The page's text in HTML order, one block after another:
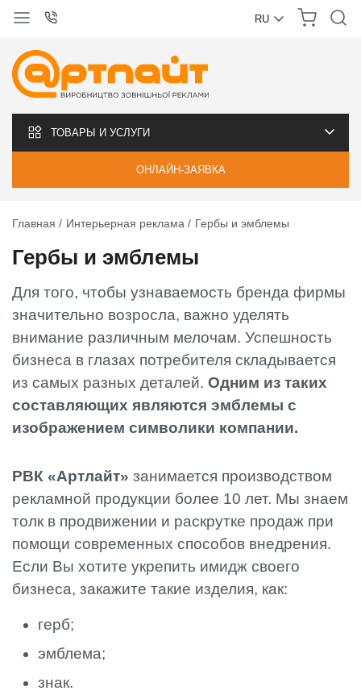
RU
ТОВАРЫ И УСЛУГИ
ОНЛАЙН-ЗАЯВКА
Главная Интерьерная реклама Гербы и эмблемы
Гербы и эмблемы
Для того, чтобы узнаваемость бренда фирмы
значительно возросла, важно уделять
внимание различным мелочам. Успешность
бизнеса в глазах потребителя складывается
из самых разных деталей. Одним из таких
составляющих являются эмблемы с
изображением символики компании.
РВК «Артлайт» занимается производством
рекламной продукции более 10 лет. Мы знаем
толк в продвижении и раскрутке продаж при
помощи современных способов внедрения.
Если Вы хотите укрепить имидж своего
бизнеса, закажите такие изделия, как:
герб;
эмблема;
знак.